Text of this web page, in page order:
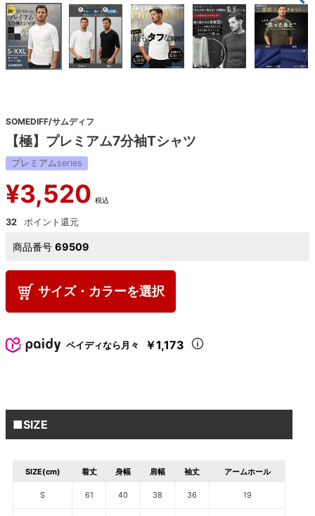
SOMEDIFF/サムディフ
【極】プレミアム7分袖Tシャツ
プレミアムseries
¥3,520 税込
32
商品番号 69509
サイズ・カラーを選択
ペイディなら月々 ￥1,173
■SIZE
SIZE(cm) 着丈 身幅 肩幅 袖丈 アームホール
S 61 40 38 36 19